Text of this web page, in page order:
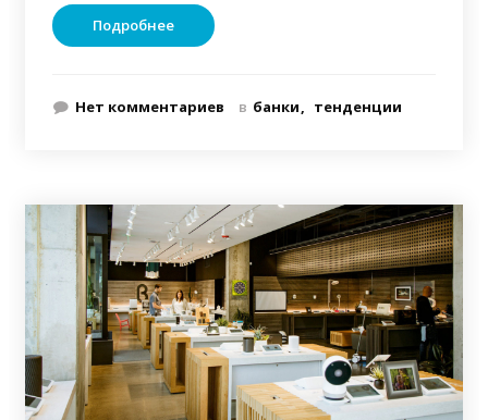
Подробнее
Нет комментариев в банки тенденции